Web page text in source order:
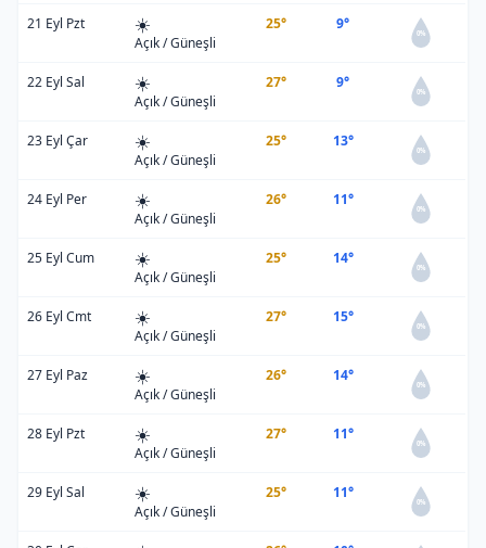
21 Eyl Pzt ☀️
Açık / Güneşli
25° 9°
0%
22 Eyl Sal ☀️
Açık / Güneşli
27° 9°
0%
23 Eyl Çar ☀️
Açık / Güneşli
25° 13°
0%
24 Eyl Per ☀️
Açık / Güneşli
26° 11°
0%
25 Eyl Cum ☀️
Açık / Güneşli
25° 14°
0%
26 Eyl Cmt ☀️
Açık / Güneşli
27° 15°
0%
27 Eyl Paz ☀️
Açık / Güneşli
26° 14°
0%
28 Eyl Pzt ☀️
Açık / Güneşli
27° 11°
0%
29 Eyl Sal ☀️
Açık / Güneşli
25° 11°
0%